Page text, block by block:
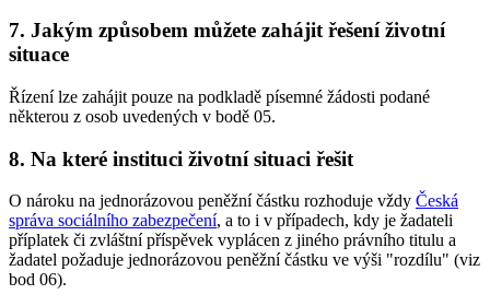
7. Jakým způsobem můžete zahájit řešení životní
situace
Řízení lze zahájit pouze na podkladě písemné žádosti podané
některou z osob uvedených v bodě 05.
8. Na které instituci životní situaci řešit
O nároku na jednorázovou peněžní částku rozhoduje vždy Česká
správa sociálního zabezpečení, a to i v případech, kdy je žadateli
příplatek či zvláštní příspěvek vyplácen z jiného právního titulu a
žadatel požaduje jednorázovou peněžní částku ve výši "rozdílu" (viz
bod 06).